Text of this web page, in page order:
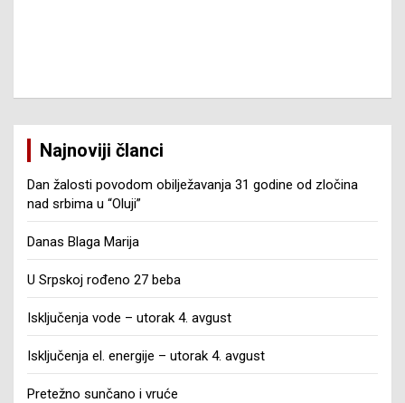
Najnoviji članci
Dan žalosti povodom obilježavanja 31 godine od zločina
nad srbima u “Oluji”
Danas Blaga Marija
U Srpskoj rođeno 27 beba
Isključenja vode – utorak 4. avgust
Isključenja el. energije – utorak 4. avgust
Pretežno sunčano i vruće